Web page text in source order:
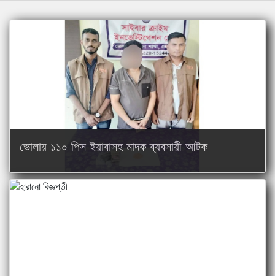
ভোলার কাচিয়ার ময়ফুল কর্তৃক মঞ্জুর, ফজলুর,রফিক ও...
ভোলার কাচিয়া সাহামাদার মাধ্যমিক বিদ্যালয়ের প্রতিষ্...
ভোলায় নিজাম-হাসিনা ফাউন্ডেশন হাসপাতাল পরিদর্শন করল...
ভোলায় ১১০ পিস ইয়াবাসহ মাদক ব্যবসায়ী আটক